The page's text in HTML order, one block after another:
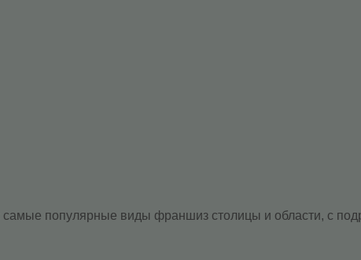
популярные виды франшиз столицы и области, с